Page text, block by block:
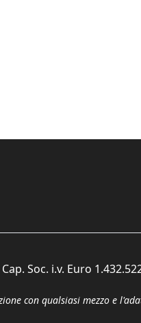
Soc. i.v. Euro
con qualsiasi mezzo e